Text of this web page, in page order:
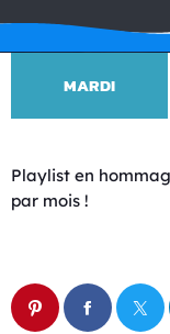
MARDI
Playlist en
par mois !